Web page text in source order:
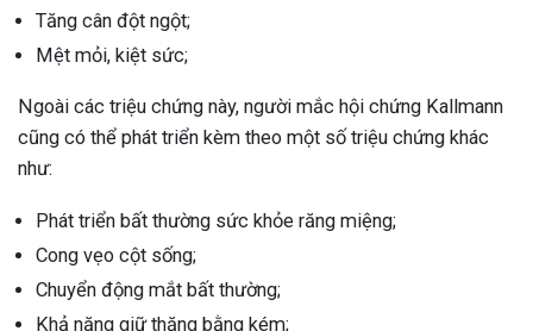
Tăng cân đột ngột;
Mệt mỏi, kiệt sức;
Ngoài các triệu chứng này, người mắc hội chứng Kallmann
cũng có thể phát triển kèm theo một số triệu chứng khác
như:
Phát triển bất thường sức khỏe răng miệng;
Cong vẹo cột sống;
Chuyển động mắt bất thường;
Khả năng giữ thăng bằng kém;